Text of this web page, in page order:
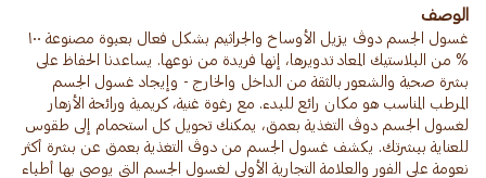
الوصف
غسول الجسم دوڤ يزيل الأوساخ والجراثيم بشكل فعال بعبوة مصنوعة ١٠٠
% من البلاستيك المعاد تدويرها، إنها فريدة من نوعها. يساعدنا الحفاظ على
بشرة صحية والشعور بالثقة من الداخل والخارج - وإيجاد غسول الجسم
المرطب المناسب هو مكان رائع للبدء. مع رغوة غنية، كريمية ورائحة الأزهار
لغسول الجسم دوڤ التغذية بعمق، يمكنك تحويل كل استحمام إلى طقوس
للعناية ببشرتك. يكشف غسول الجسم من دوڤ التغذية بعمق عن بشرة أكثر
نعومة على الفور والعلامة التجارية الأولى لغسول الجسم التي يوصي بها أطباء